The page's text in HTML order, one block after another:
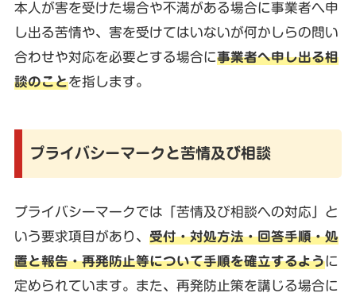
本人が害を受けた場合や不満がある場合に事業者へ申
し出る苦情や、害を受けてはいないが何かしらの問い
合わせや対応を必要とする場合に事業者へ申し出る相
談のことを指します。
プライバシーマークと苦情及び相談
プライバシーマークでは「苦情及び相談への対応」と
いう要求項目があり、 受付・対処方法・回答手順・処
置と報告・再発防止等について手順を確立するように
定められています。また、再発防止策を講じる場合に